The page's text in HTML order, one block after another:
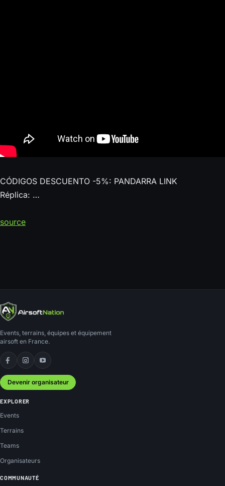
CÓDIGOS DESCUENTO -5%: PANDARRA LINK
Réplica: …
source
Events, terrains, équipes et équipement
airsoft en France.
Facebook
Instagram
YouTube
Devenir organisateur
EXPLORER
Events
Terrains
Teams
Organisateurs
COMMUNAUTÉ